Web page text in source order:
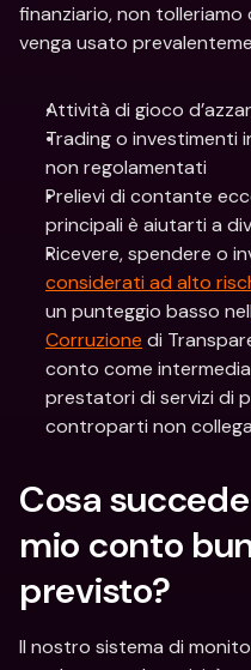
finanziario, non
venga usato
Attività di gioco
Trading o
non regolamentati
Prelievi di contante
principali è aiutarti a
Ricevere, spendere o
considerati ad alto
un punteggio basso
Corruzione di
conto come
prestatori di servizi di
controparti non
Cosa
mio conto
previsto?
Il nostro sistema di